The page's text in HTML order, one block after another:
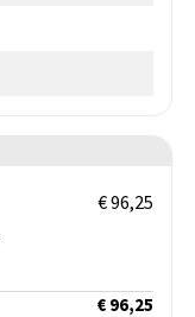
€ 96,25
€ 96,25